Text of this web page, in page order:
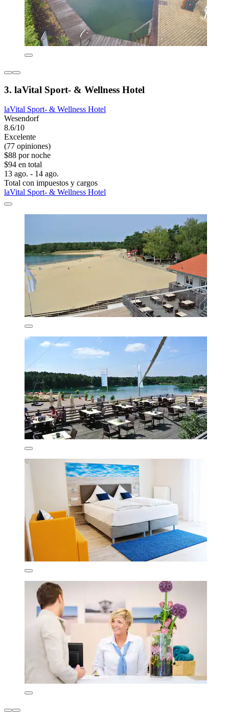
3. laVital Sport- & Wellness Hotel
laVital Sport- & Wellness Hotel
Wesendorf
8.6/10
Excelente
(77 opiniones)
$88 por noche
$94 en total
13 ago. - 14 ago.
Total con impuestos y cargos
laVital Sport- & Wellness Hotel